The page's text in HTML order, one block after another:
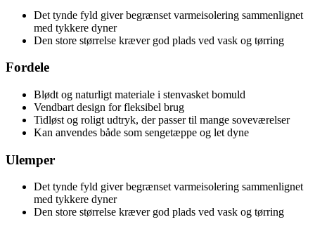
Det tynde fyld giver begrænset varmeisolering sammenlignet
med tykkere dyner
Den store størrelse kræver god plads ved vask og tørring
Fordele
Blødt og naturligt materiale i stenvasket bomuld
Vendbart design for fleksibel brug
Tidløst og roligt udtryk, der passer til mange soveværelser
Kan anvendes både som sengetæppe og let dyne
Ulemper
Det tynde fyld giver begrænset varmeisolering sammenlignet
med tykkere dyner
Den store størrelse kræver god plads ved vask og tørring